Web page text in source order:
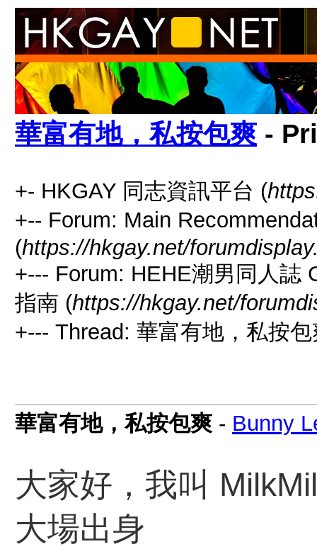
華富有地，私按包爽 -
+- HKGAY 同志資訊平台 (
+-- Forum: Main
(https://hkgay.net/
+--- Forum: HEHE潮男同人誌
指南 (https://hkgay.net/
+--- Thread: 華富有地，私按
華富有地，私按包爽 - Bunny
大家好，我叫
大場出身